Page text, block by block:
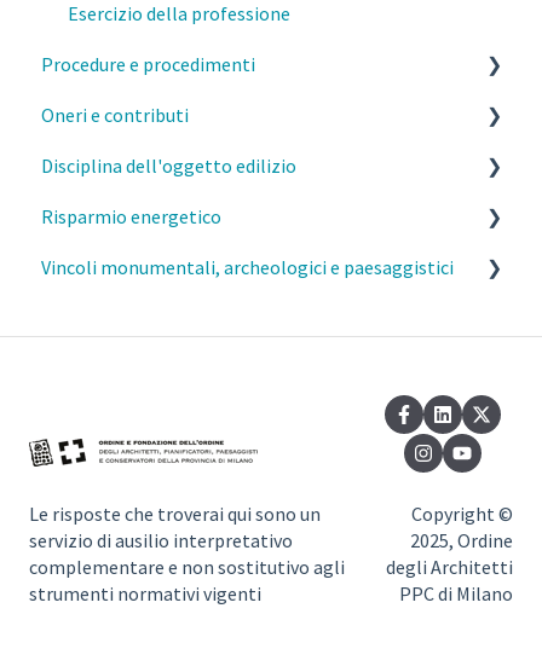
Esercizio della professione
Procedure e procedimenti
Titoli abilitativi ed edilizi
MI- Pareri Preliminari
Qualifiche degli interventi
Varianti SCIA/CILA/PdC
Regolamento di igiene – richiesta di deroghe
MI- Impatto paesistico
Oneri e contributi
MI- Oneri urbanistici
MI- Contributo di costruzione
MI- Monetizzazione
Disciplina dell'oggetto edilizio
Caratteristiche costruttive e funzionali degli edifici
Distanze
davanzali
Sottotetti
Dotazioni igienico sanitarie
Invarianza idraulica
Risparmio energetico
Esercizio della professione e parcelle
Vincoli monumentali, archeologici e paesaggistici
Vincoli paesaggistici
Le risposte che troverai qui sono un
servizio di ausilio interpretativo
complementare e non sostitutivo agli
strumenti normativi vigenti
Copyright ©
2025, Ordine
degli Architetti
PPC di Milano